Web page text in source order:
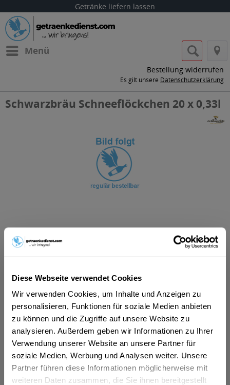
Diese Webseite verwendet Cookies
Wir verwenden Cookies, um Inhalte und Anzeigen zu
personalisieren, Funktionen für soziale Medien anbieten
zu können und die Zugriffe auf unsere Website zu
analysieren. Außerdem geben wir Informationen zu Ihrer
Verwendung unserer Website an unsere Partner für
soziale Medien, Werbung und Analysen weiter. Unsere
Partner führen diese Informationen möglicherweise mit
weiteren Daten zusammen, die Sie ihnen bereitgestellt
Getränke liefern lassen
Menü
Bestellung widerrufen
Es gilt unsere Datenschutzerklärung
Schwarzbräu Schneeflöckchen 20 x 0,33l
inkl. MwSt.ggf. zzgl. Erschwerniszuschlag
Vorrätig
MEHRWEG
+3,10 € Pfand
In den Warenkorb
Artikel-Nr.:
33065